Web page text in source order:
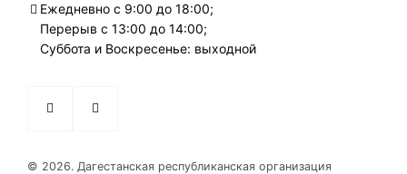
Ежедневно с 9:00 до 18:00;
Перерыв с 13:00 до 14:00;
Суббота и Воскресенье: выходной
© 2026. Дагестанская республиканская организация